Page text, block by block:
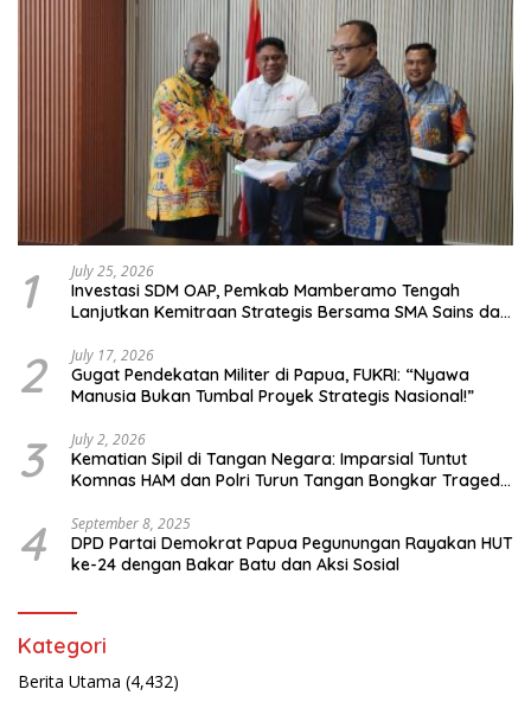
1 July 25, 2026
Investasi SDM OAP, Pemkab Mamberamo Tengah
Lanjutkan Kemitraan Strategis Bersama SMA Sains dan
2 July 17, 2026
Gugat Pendekatan Militer di Papua, FUKRI: “Nyawa
Manusia Bukan Tumbal Proyek Strategis Nasional!”
3 July 2, 2026
Kematian Sipil di Tangan Negara: Imparsial Tuntut
Komnas HAM dan Polri Turun Tangan Bongkar Tragedi
4 September 8, 2025
DPD Partai Demokrat Papua Pegunungan Rayakan HUT
ke-24 dengan Bakar Batu dan Aksi Sosial
Kategori
Berita Utama (4,432)